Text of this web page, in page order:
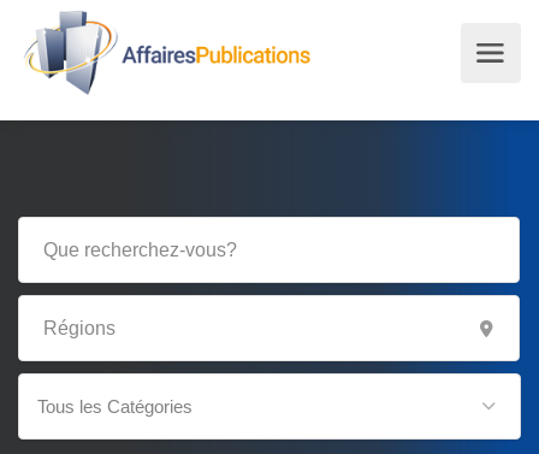
Tous les Catégories